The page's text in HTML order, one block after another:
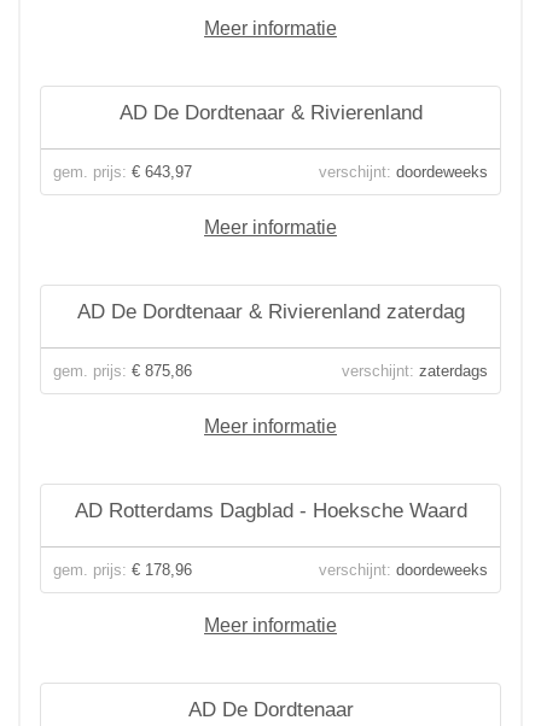
Meer informatie
AD De Dordtenaar & Rivierenland
gem. prijs: € 643,97 verschijnt: doordeweeks
Meer informatie
AD De Dordtenaar & Rivierenland zaterdag
gem. prijs: € 875,86 verschijnt: zaterdags
Meer informatie
AD Rotterdams Dagblad - Hoeksche Waard
gem. prijs: € 178,96 verschijnt: doordeweeks
Meer informatie
AD De Dordtenaar